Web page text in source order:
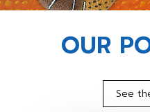
OUR
See